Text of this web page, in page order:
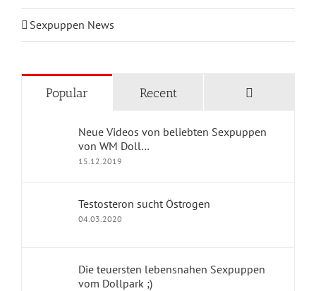
Sexpuppen News
Popular Recent
Neue Videos von beliebten Sexpuppen
von WM Doll…
15.12.2019
Testosteron sucht Östrogen
04.03.2020
Die teuersten lebensnahen Sexpuppen
vom Dollpark ;)
Blog Home
Geschichten mit Sexpuppen
Jennys Kolumne
Erfahrungsberichte